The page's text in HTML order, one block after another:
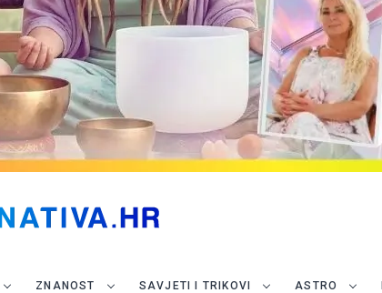
ZNANOST SAVJETI I TRIKOVI ASTRO